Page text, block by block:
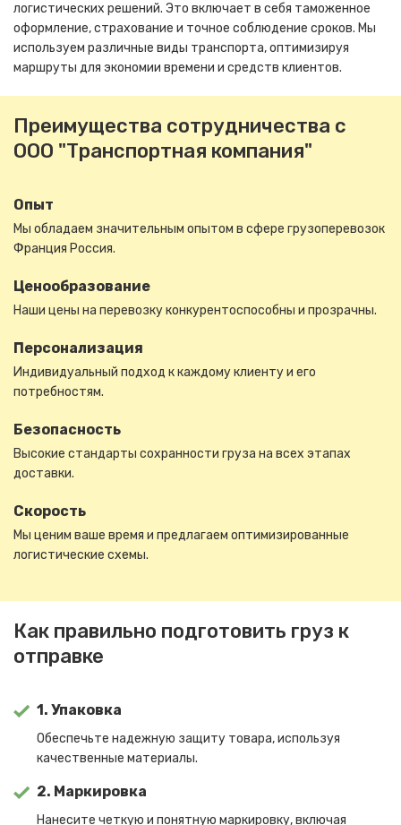
логистических решений. Это включает в себя таможенное
оформление, страхование и точное соблюдение сроков. Мы
используем различные виды транспорта, оптимизируя
маршруты для экономии времени и средств клиентов.
Преимущества сотрудничества с
ООО "Транспортная компания"
Опыт
Мы обладаем значительным опытом в сфере грузоперевозок
Франция Россия.
Ценообразование
Наши цены на перевозку конкурентоспособны и прозрачны.
Персонализация
Индивидуальный подход к каждому клиенту и его
потребностям.
Безопасность
Высокие стандарты сохранности груза на всех этапах
доставки.
Скорость
Мы ценим ваше время и предлагаем оптимизированные
логистические схемы.
Как правильно подготовить груз к
отправке
1. Упаковка
Обеспечьте надежную защиту товара, используя
качественные материалы.
2. Маркировка
Нанесите четкую и понятную маркировку, включая